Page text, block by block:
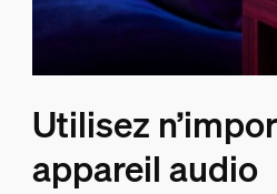
Utilisez
appareil audio